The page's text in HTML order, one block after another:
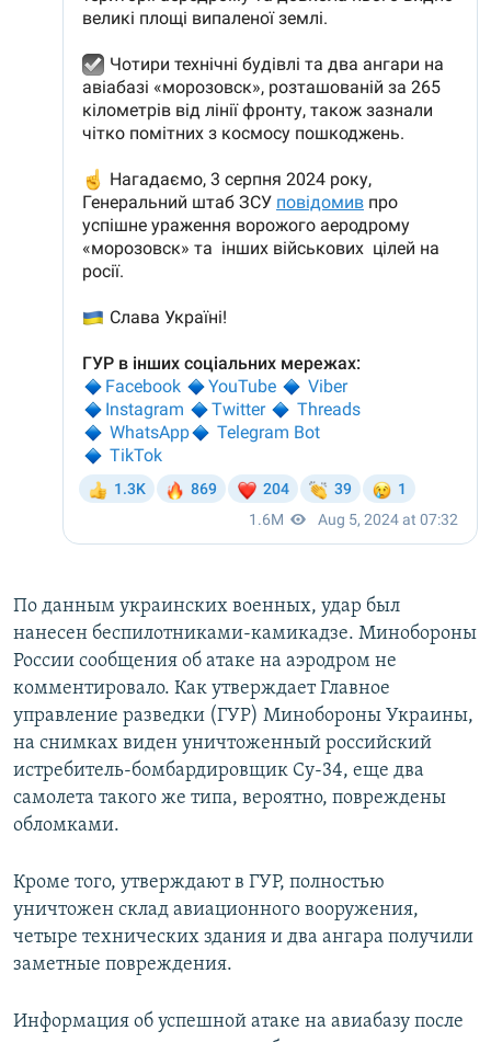
По данным украинских военных, удар был
нанесен беспилотниками-камикадзе. Минобороны
России сообщения об атаке на аэродром не
комментировало. Как утверждает Главное
управление разведки (ГУР) Минобороны Украины,
на снимках виден уничтоженный российский
истребитель-бомбардировщик Су-34, еще два
самолета такого же типа, вероятно, повреждены
обломками.
Кроме того, утверждают в ГУР, полностью
уничтожен склад авиационного вооружения,
четыре технических здания и два ангара получили
заметные повреждения.
Информация об успешной атаке на авиабазу после